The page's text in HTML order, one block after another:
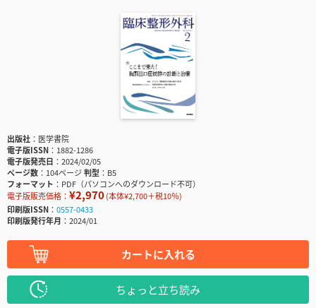
出版社
医学書院
電子版ISSN
1882-1286
電子版発売日
2024/02/05
ページ数
104ページ判型
B5
フォーマット
PDF（パソコンへのダウンロード不可）
電子版販売価格： ¥2,970(本体¥2,700＋税10％)
印刷版ISSN
0557-0433
印刷版発行年月
2024/01
カートに入れる
ちょっと立ち読み